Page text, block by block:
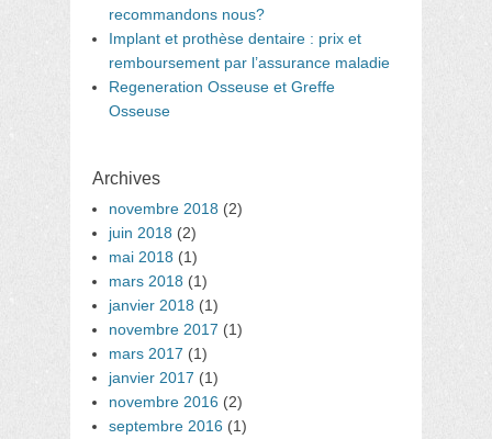
recommandons nous?
Implant et prothèse dentaire : prix et
remboursement par l’assurance maladie
Regeneration Osseuse et Greffe
Osseuse
Archives
novembre 2018 (2)
juin 2018 (2)
mai 2018 (1)
mars 2018 (1)
janvier 2018 (1)
novembre 2017 (1)
mars 2017 (1)
janvier 2017 (1)
novembre 2016 (2)
septembre 2016 (1)